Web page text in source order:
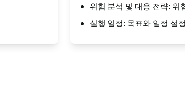
위험 분석 및 대응 전략: 위
실행 일정: 목표와 일정 설